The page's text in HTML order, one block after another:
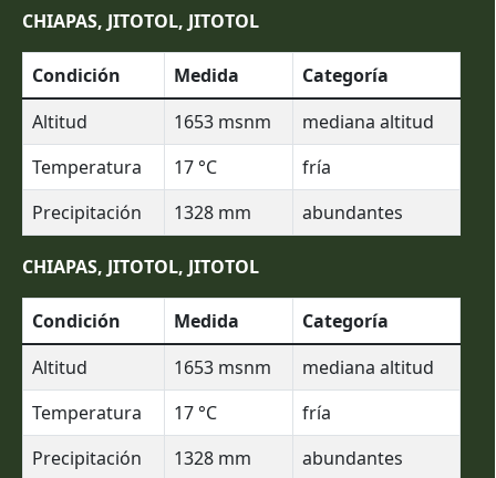
CHIAPAS, JITOTOL, JITOTOL
Condición Medida
Categoría
Altitud
1653 msnm
mediana altitud
Temperatura
17 °C
fría
Precipitación
1328 mm abundantes
CHIAPAS, JITOTOL, JITOTOL
Condición Medida
Categoría
Altitud
1653 msnm
mediana altitud
Temperatura
17 °C
fría
Precipitación
1328 mm abundantes